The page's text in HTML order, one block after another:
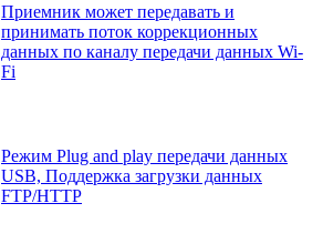
Приемник может передавать и
принимать поток коррекционных
данных по каналу передачи данных Wi-
Fi
Режим Plug and play передачи данных
USB, Поддержка загрузки данных
FTP/HTTP